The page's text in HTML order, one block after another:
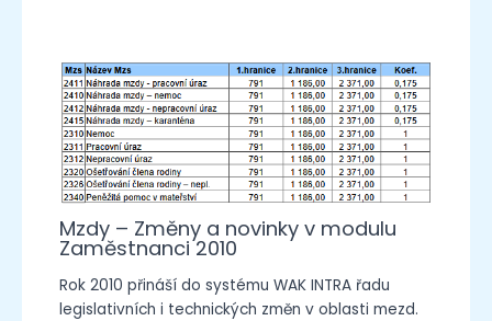
Mzdy – Změny a novinky v modulu
Zaměstnanci 2010
Rok 2010 přináší do systému WAK INTRA řadu
legislativních i technických změn v oblasti mezd.